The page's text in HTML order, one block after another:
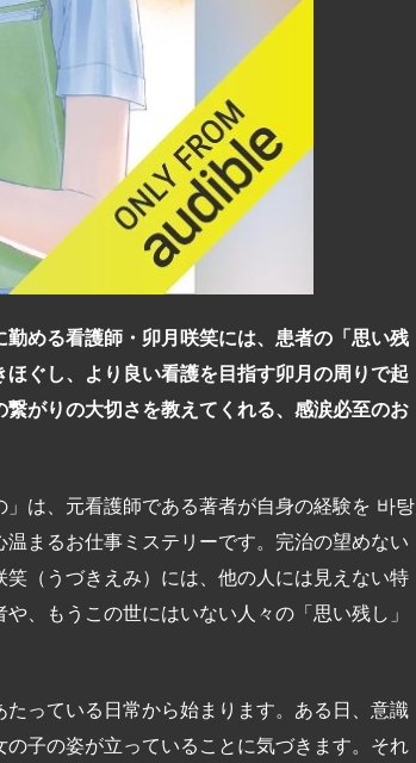
める看護師・卯月咲笑には、患者の「思い残
ぐし、より良い看護を目指す卯月の周りで起
がりの大切さを教えてくれる、感涙必至のお
は、元看護師である著者が自身の経験を 바탕
まるお仕事ミステリーです。完治の望めない
（うづきえみ）には、他の人には見えない特
、もうこの世にはいない人々の「思い残し」
っている日常から始まります。ある日、意識
子の姿が立っていることに気づきます。それ